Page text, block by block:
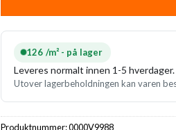
126 /m² - på lager
Leveres normalt innen 1-5 hverdager.
Utover lagerbeholdningen kan varen
Produktnummer:0000V9988